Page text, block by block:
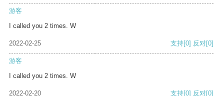
游客
I called you 2 times. W
2022-02-25 支持[0] 反对[0]
游客
I called you 2 times. W
2022-02-20 支持[0] 反对[0]